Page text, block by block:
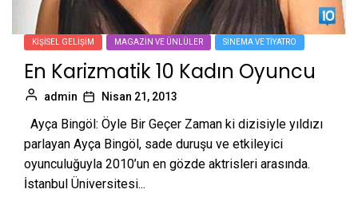
KIŞISEL GELIŞIM MAGAZIN VE ÜNLÜLER SINEMA VE TIYATRO
En Karizmatik 10 Kadın Oyuncu
admin Nisan 21, 2013
Ayça Bingöl: Öyle Bir Geçer Zaman ki dizisiyle yıldızı
parlayan Ayça Bingöl, sade duruşu ve etkileyici
oyunculuğuyla 2010’un en gözde aktrisleri arasında.
İstanbul Üniversitesi...